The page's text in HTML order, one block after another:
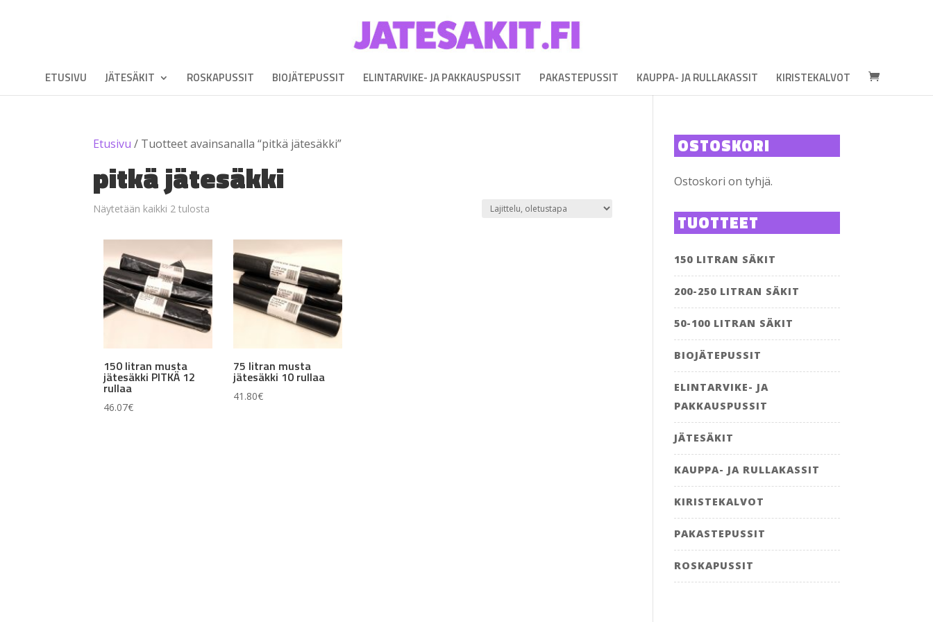
ETUSIVU JÄTESÄKIT ROSKAPUSSIT BIOJÄTEPUSSIT ELINTARVIKE- JA PAKKAUSPUSSIT PAKASTEPUSSIT KAUPPA- JA RULLAKASSIT KIRISTEKALVOT
Etusivu / Tuotteet avainsanalla “pitkä jätesäkki”
pitkä jätesäkki
Näytetään kaikki 2 tulosta
150 litran musta
jätesäkki PITKÄ 12
rullaa
46.07€
75 litran musta
jätesäkki 10 rullaa
41.80€
OSTOSKORI
Ostoskori on tyhjä.
TUOTTEET
150 LITRAN SÄKIT
200-250 LITRAN SÄKIT
50-100 LITRAN SÄKIT
BIOJÄTEPUSSIT
ELINTARVIKE- JA
PAKKAUSPUSSIT
JÄTESÄKIT
KAUPPA- JA RULLAKASSIT
KIRISTEKALVOT
PAKASTEPUSSIT
ROSKAPUSSIT